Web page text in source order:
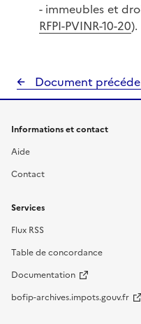
- immeubles et
RFPI-PVINR-10-20).
Document
Informations et contact
Aide
Contact
Services
Flux RSS
Table de concordance
Documentation
bofip-archives.impots.gouv.fr